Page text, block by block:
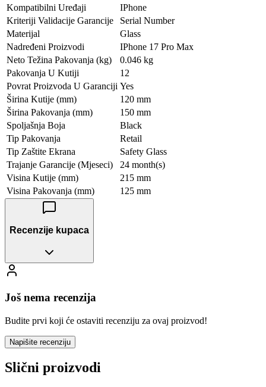
Kompatibilni Uređaji
IPhone
Kriteriji Validacije Garancije
Serial Number
Materijal
Glass
Nadređeni Proizvodi
IPhone 17 Pro Max
Neto Težina Pakovanja (kg)
0.046 kg
Pakovanja U Kutiji
12
Povrat Proizvoda U Garanciji Yes
Širina Kutije (mm)
120 mm
Širina Pakovanja (mm)
150 mm
Spoljašnja Boja
Black
Tip Pakovanja
Retail
Tip Zaštite Ekrana
Safety Glass
Trajanje Garancije (Mjeseci)
24 month(s)
Visina Kutije (mm)
215 mm
Visina Pakovanja (mm)
125 mm
Recenzije kupaca
Još nema recenzija
Budite prvi koji će ostaviti recenziju za ovaj proizvod!
Napišite recenziju
Slični proizvodi